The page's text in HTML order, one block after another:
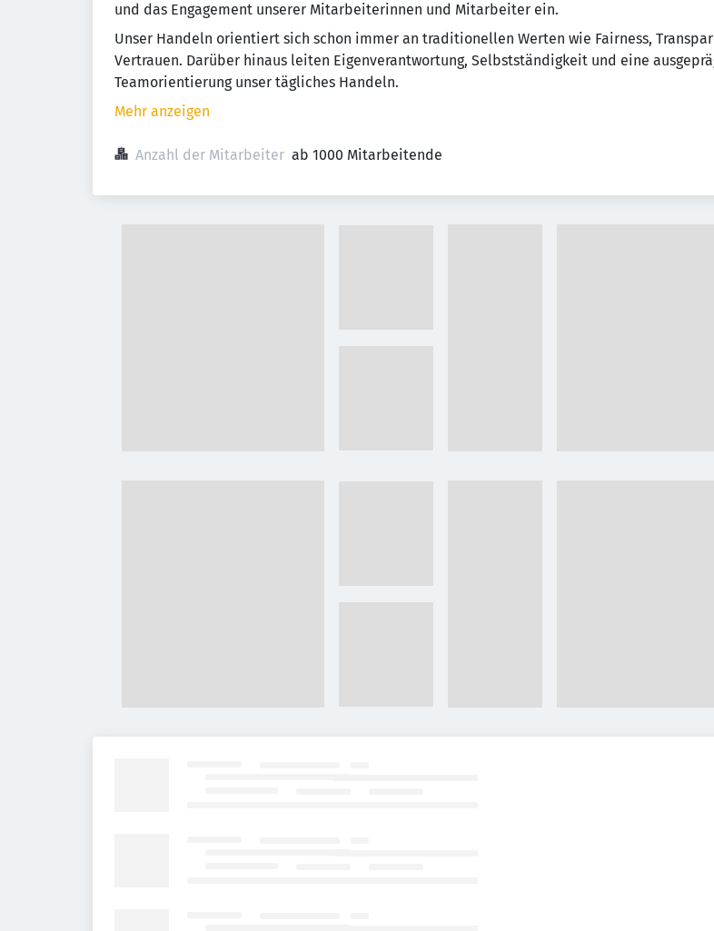
und das Engagement unserer Mitarbeiterinnen und Mitarbeiter ein.
Unser Handeln orientiert sich schon immer an traditionellen Werten wie Fairness,
Vertrauen. Darüber hinaus leiten Eigenverantwortung, Selbstständigkeit und eine
Teamorientierung unser tägliches Handeln.
Mehr anzeigen
Anzahl der Mitarbeiter ab 1000 Mitarbeitende